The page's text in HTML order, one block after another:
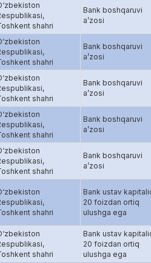
shahri
Bank boshqaruvi
a’zosi
shahri
Bank boshqaruvi
a’zosi
shahri
Bank boshqaruvi
a’zosi
shahri
Bank boshqaruvi
a’zosi
shahri
Bank boshqaruvi
a’zosi
shahri
Bank ustav
20 foizdan ortiq
ulushga ega
shahri
Bank ustav
20 foizdan ortiq
ulushga ega